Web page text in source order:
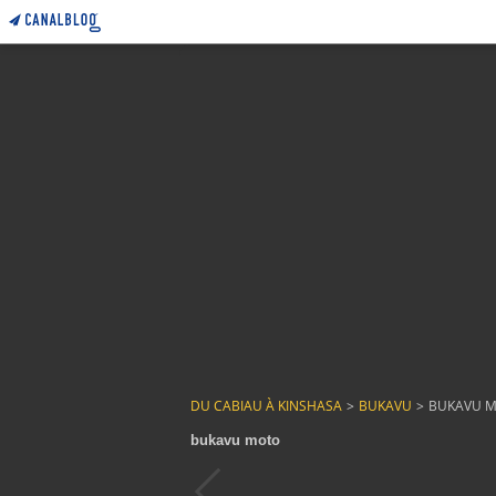
DU CABIAU À KINSHASA > BUKAVU > BUKAVU
bukavu moto